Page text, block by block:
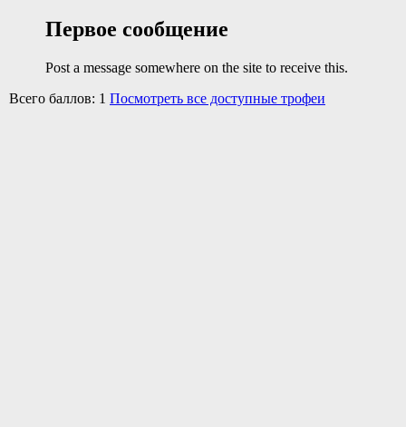
Первое сообщение
Post a message somewhere on the site to receive this.
Всего баллов: 1 Посмотреть все доступные трофеи